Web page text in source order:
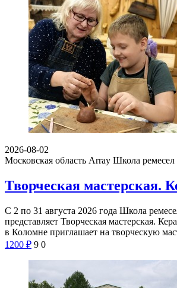
2026-08-02
Московская область Array Школа
Творческая мастерская.
С 2 по 31 августа 2026 года Школа
представляет Творческая мастерская.
в Коломне приглашает на творческую
1200 ₽ 9 0